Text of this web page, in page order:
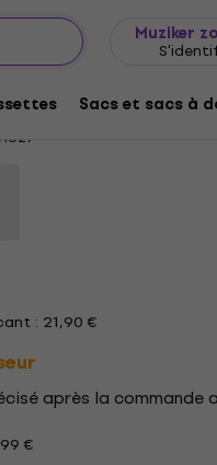
Muziker
Sacs et sacs à
T-shirt
: 21,90 €
après la commande
€